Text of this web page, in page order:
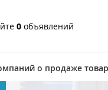
0 объявлений
о продаже